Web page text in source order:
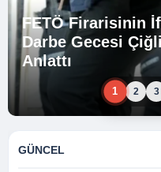
FETÖ Firarisinin
Darbe Gecesi
Anlattı
1 2 3
GÜNCEL